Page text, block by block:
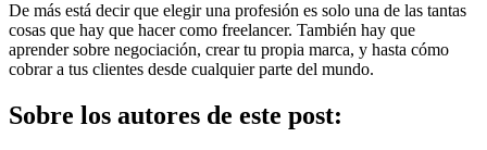
De más está decir que elegir una profesión es solo una de las tantas
cosas que hay que hacer como freelancer. También hay que
aprender sobre negociación, crear tu propia marca, y hasta cómo
cobrar a tus clientes desde cualquier parte del mundo.
Sobre los autores de este post: